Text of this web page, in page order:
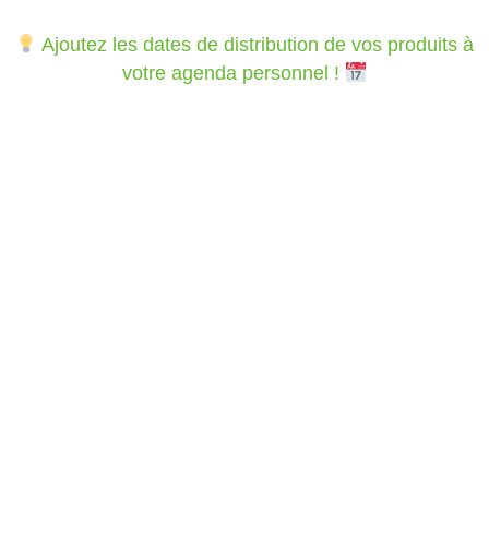
Ajoutez les dates de distribution de vos produits à
votre agenda personnel !